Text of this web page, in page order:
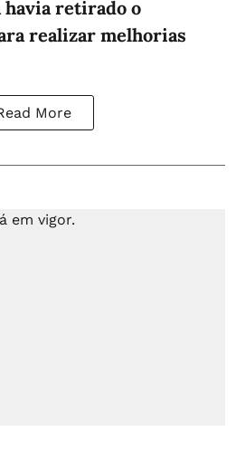
havia retirado o
realizar melhorias
More